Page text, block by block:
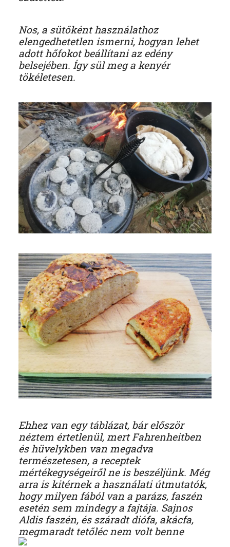
Nos, a sütőként használathoz
elengedhetetlen ismerni, hogyan lehet
adott hőfokot beállítani az edény
belsejében. Így sül meg a kenyér
tökéletesen.
Ehhez van egy táblázat, bár először
néztem értetlenül, mert Fahrenheitben
és hüvelykben van megadva
természetesen, a receptek
mértékegységeiről ne is beszéljünk. Még
arra is kitérnek a használati útmutatók,
hogy milyen fából van a parázs, faszén
esetén sem mindegy a fajtája. Sajnos
Aldis faszén, és száradt diófa, akácfa,
megmaradt tetőléc nem volt benne